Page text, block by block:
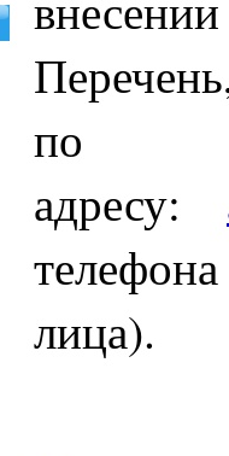
по
адресу:
лица).